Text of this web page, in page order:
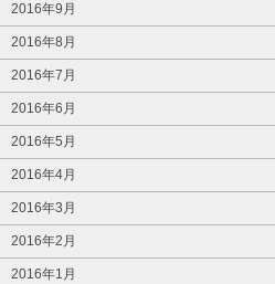
2016年9月
2016年8月
2016年7月
2016年6月
2016年5月
2016年4月
2016年3月
2016年2月
2016年1月